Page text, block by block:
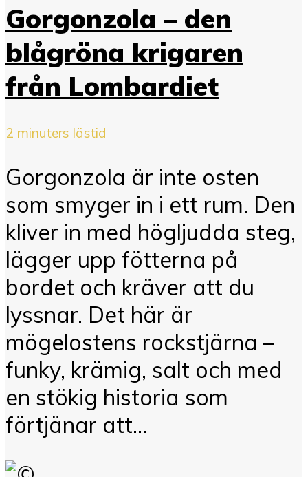
Gorgonzola – den
blågröna krigaren
från Lombardiet
2 minuters lästid
Gorgonzola är inte osten
som smyger in i ett rum. Den
kliver in med högljudda steg,
lägger upp fötterna på
bordet och kräver att du
lyssnar. Det här är
mögelostens rockstjärna –
funky, krämig, salt och med
en stökig historia som
förtjänar att...